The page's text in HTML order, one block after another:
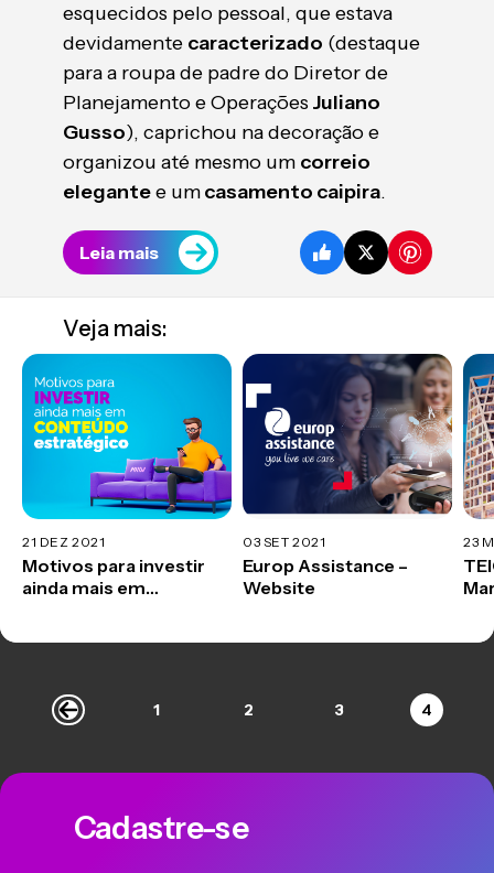
esquecidos pelo pessoal, que estava
devidamente caracterizado (destaque
para a roupa de padre do Diretor de
Planejamento e Operações Juliano
Gusso), caprichou na decoração e
organizou até mesmo um correio
elegantee umcasamento caipira.
Leia mais
Veja mais:
21 DEZ 2021
Motivos para investir
ainda mais em
03 SET 2021
Europ Assistance –
Website
23
1 2 3 4
Cadastre-se